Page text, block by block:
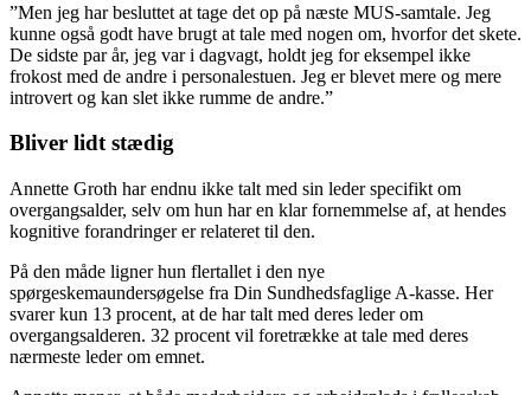
”Men jeg har besluttet at tage det op på næste MUS-samtale. Jeg
kunne også godt have brugt at tale med nogen om, hvorfor det skete.
De sidste par år, jeg var i dagvagt, holdt jeg for eksempel ikke
frokost med de andre i personalestuen. Jeg er blevet mere og mere
introvert og kan slet ikke rumme de andre.”
Bliver lidt stædig
Annette Groth har endnu ikke talt med sin leder specifikt om
overgangsalder, selv om hun har en klar fornemmelse af, at hendes
kognitive forandringer er relateret til den.
På den måde ligner hun flertallet i den nye
spørgeskemaundersøgelse fra Din Sundhedsfaglige A-kasse. Her
svarer kun 13 procent, at de har talt med deres leder om
overgangsalderen. 32 procent vil foretrække at tale med deres
nærmeste leder om emnet.